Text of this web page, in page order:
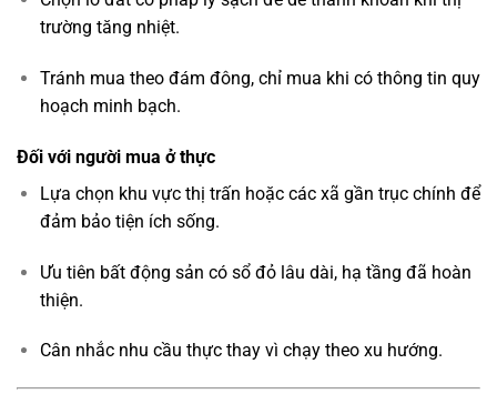
trường tăng nhiệt.
Tránh mua theo đám đông, chỉ mua khi có thông tin quy
hoạch minh bạch.
Đối với người mua ở thực
Lựa chọn khu vực thị trấn hoặc các xã gần trục chính để
đảm bảo tiện ích sống.
Ưu tiên bất động sản có sổ đỏ lâu dài, hạ tầng đã hoàn
thiện.
Cân nhắc nhu cầu thực thay vì chạy theo xu hướng.